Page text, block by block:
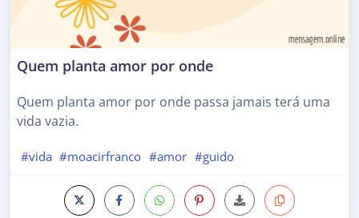
Quem planta amor por onde
Quem planta amor por onde passa jamais terá uma
vida vazia.
#vida #moacirfranco #amor #guido